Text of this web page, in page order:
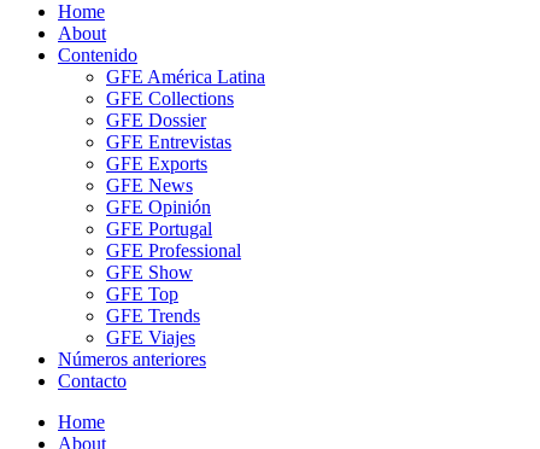
Home
About
Contenido
GFE América Latina
GFE Collections
GFE Dossier
GFE Entrevistas
GFE Exports
GFE News
GFE Opinión
GFE Portugal
GFE Professional
GFE Show
GFE Top
GFE Trends
GFE Viajes
Números anteriores
Contacto
Home
About